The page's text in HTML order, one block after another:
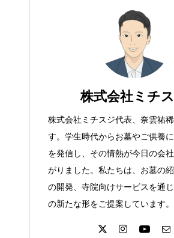
株式会社ミチ
株式会社ミチスジ代表、奈雲祐
す。学生時代からお墓やご供養
を発信し、その情熱が今日の会
がりました。私たちは、お墓の
の開発、寺院向けサービスを通
の新たな形をご提案しています。